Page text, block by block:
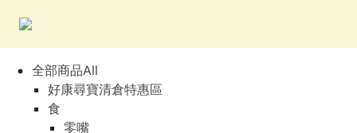
全部商品All
好康尋寶清倉特惠區
食
零嘴